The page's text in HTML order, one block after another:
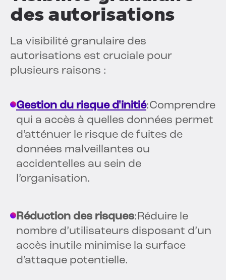
des autorisations
La visibilité granulaire des
autorisations est cruciale pour
plusieurs raisons :
Gestion du risque d'initié:Comprendre
qui a accès à quelles données permet
d’atténuer le risque de fuites de
données malveillantes ou
accidentelles au sein de
l’organisation.
Réduction des risques:Réduire le
nombre d’utilisateurs disposant d’un
accès inutile minimise la surface
d’attaque potentielle.